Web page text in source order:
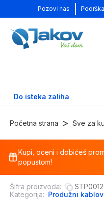
Pozovi nas Podrška
Do isteka zaliha
Početna strana > Sve za
Kupi, oceni i dobićeš
popustom!
Šifra proizvoda:
Kategorija: Produžni